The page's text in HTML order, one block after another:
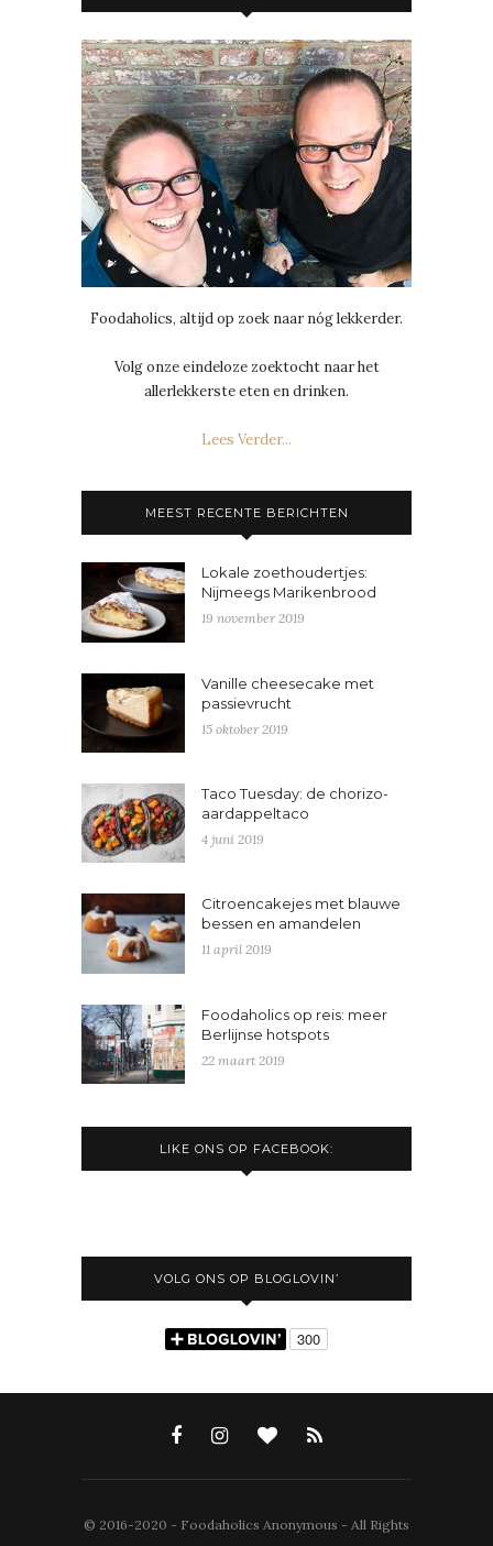
Foodaholics, altijd op zoek naar nóg lekkerder.
Volg onze eindeloze zoektocht naar het
allerlekkerste eten en drinken.
Lees Verder...
MEEST RECENTE BERICHTEN
Lokale zoethoudertjes:
Nijmeegs Marikenbrood
19 november 2019
Vanille cheesecake met
passievrucht
15 oktober 2019
Taco Tuesday: de chorizo-
aardappeltaco
4 juni 2019
Citroencakejes met blauwe
bessen en amandelen
11 april 2019
Foodaholics op reis: meer
Berlijnse hotspots
22 maart 2019
LIKE ONS OP FACEBOOK:
VOLG ONS OP BLOGLOVIN’
© 2016-2020 - Foodaholics Anonymous - All Rights